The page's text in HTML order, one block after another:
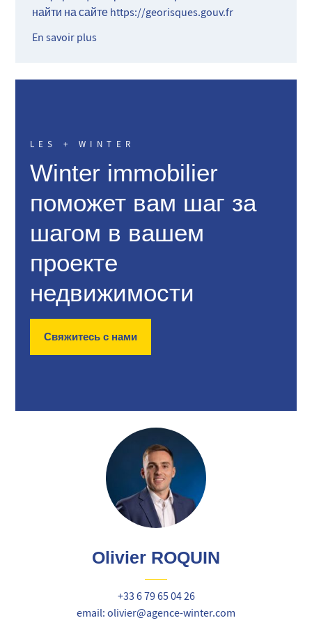
найти на сайте https://georisques.gouv.fr
En savoir plus
LES + WINTER
Winter immobilier
поможет вам шаг за
шагом в вашем
проекте
недвижимости
Свяжитесь с нами
Olivier ROQUIN
+33 6 79 65 04 26
email: olivier@agence-winter.com